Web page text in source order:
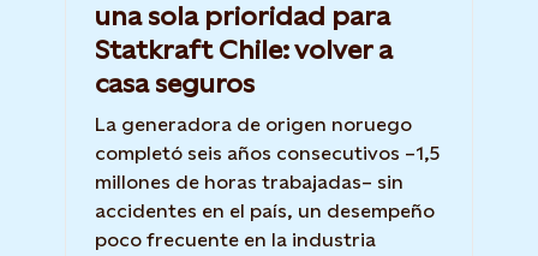
una sola prioridad para
Statkraft Chile: volver a
casa seguros
La generadora de origen noruego
completó seis años consecutivos –1,5
millones de horas trabajadas– sin
accidentes en el país, un desempeño
poco frecuente en la industria